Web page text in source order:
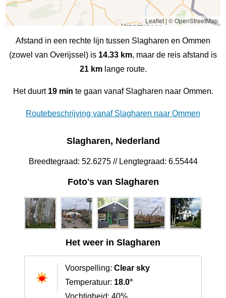
Leaflet|© OpenStreetMap
Afstand in een rechte lijn tussen Slagharen en Ommen
(zowel van Overijssel) is 14.33 km, maar de reis afstand is
21 kmlange route.
Het duurt 19 min te gaan vanaf Slagharen naar Ommen.
Routebeschrijving vanaf Slagharen naar Ommen
Slagharen, Nederland
Breedtegraad: 52.6275 // Lengtegraad: 6.55444
Foto's van Slagharen
Het weer in Slagharen
Voorspelling: Clear sky
Temperatuur: 18.0°